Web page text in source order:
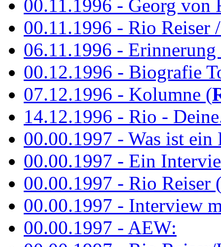
00.11.1996 - Georg von
00.11.1996 - Rio Reiser
06.11.1996 -
00.12.1996 - Biografie
07.12.1996 - Kolumne (
14.12.1996 - Rio -
00.00.1997 - Was ist ein
00.00.1997 - Ein
00.00.1997 - Rio Reiser
00.00.1997 - Interview
00.00.1997 - AEW: